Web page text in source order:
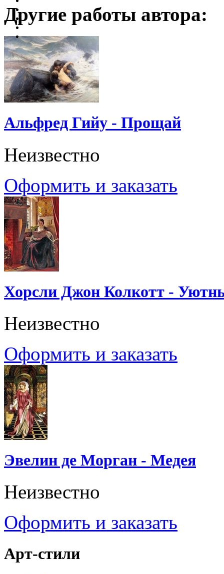
Другие работы автора:
Альфред Гийу - Прощай
Неизвестно
Оформить и заказать
Хорсли Джон Колкотт -
Неизвестно
Оформить и заказать
Эвелин де Морган - Медея
Неизвестно
Оформить и заказать
Арт-стили